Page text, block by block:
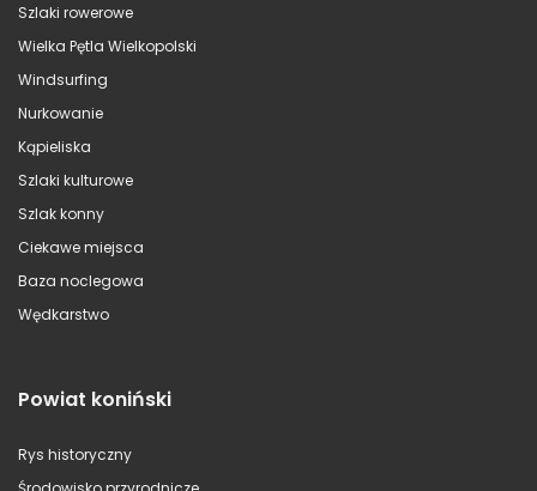
Szlaki rowerowe
Wielka Pętla Wielkopolski
Windsurfing
Nurkowanie
Kąpieliska
Szlaki kulturowe
Szlak konny
Ciekawe miejsca
Baza noclegowa
Wędkarstwo
Powiat koniński
Rys historyczny